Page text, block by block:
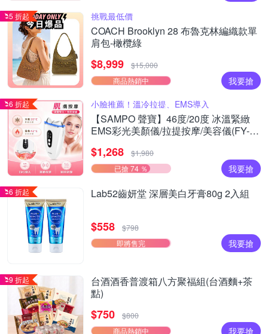
5 折起 挑戰最低價
COACH Brooklyn 28 布魯克林編織款單
肩包-橄欖綠
$8,999
$15,000
商品熱銷中
我要搶
6 折起 小臉推薦！溫冷拉提、EMS導入
【SAMPO 聲寶】46度/20度 冰溫緊緻
EMS彩光美顏儀/拉提按摩/美容儀(FY-
$1,268
$1,980
已搶 74 ％
我要搶
6 折起 Lab52齒妍堂 深層美白牙膏80g 2入組
$558
$798
即將售完
我要搶
9 折起
台酒酒香普渡箱八方聚福組(台酒麵+茶
點)
$750
$800
商品熱銷中
我要搶